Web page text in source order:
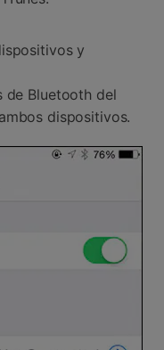
y
de Bluetooth del
dispositivos.